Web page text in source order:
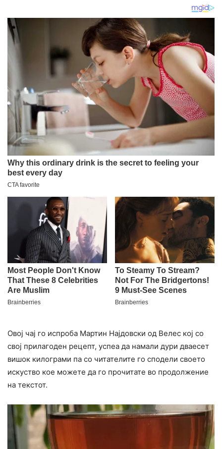
Овој чај го испроба Мартин Најдовски од Велес кој со
свој прилагоден рецепт, успеа да намали дури дваесет
вишок килограми па со читателите го сподели своето
искуство кое можете да го прочитате во продолжение
на текстот.